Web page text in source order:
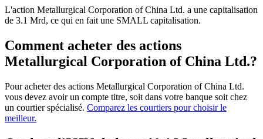
L'action Metallurgical Corporation of China Ltd. a une capitalisation
de 3.1 Mrd, ce qui en fait une SMALL capitalisation.
Comment acheter des actions
Metallurgical Corporation of China Ltd.?
Pour acheter des actions Metallurgical Corporation of China Ltd.
vous devez avoir un compte titre, soit dans votre banque soit chez
un courtier spécialisé. Comparez les courtiers pour choisir le
meilleur.